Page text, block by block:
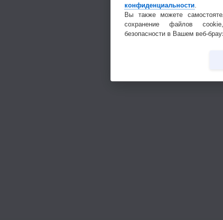
конфиденциальности
Вы также можете
сохранение файлов
безопасности в Вашем веб-